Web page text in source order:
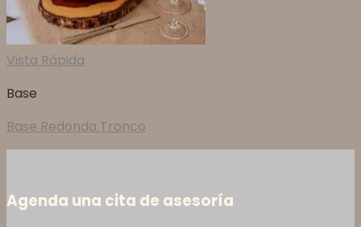
Vista Rápida
Base
Base Redonda Tronco
Agenda una cita de asesoría